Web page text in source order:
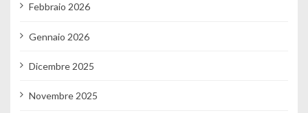
Febbraio 2026
Gennaio 2026
Dicembre 2025
Novembre 2025